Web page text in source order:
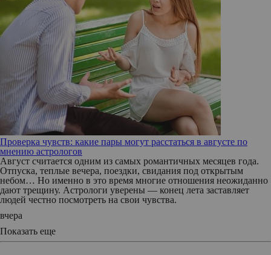
Проверка чувств: какие пары могут расстаться в августе по
мнению астрологов
Август считается одним из самых романтичных месяцев года.
Отпуска, теплые вечера, поездки, свидания под открытым
небом… Но именно в это время многие отношения неожиданно
дают трещину. Астрологи уверены — конец лета заставляет
людей честно посмотреть на свои чувства.
вчера
Показать еще